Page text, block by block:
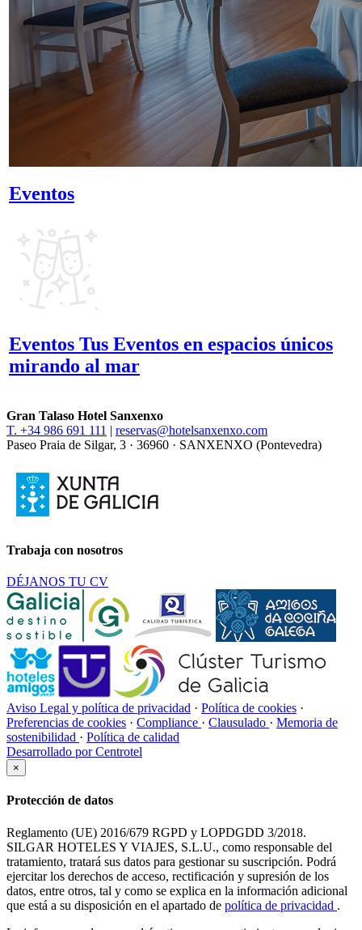
Eventos
Eventos Tus Eventos en espacios únicos
mirando al mar
Gran Talaso Hotel Sanxenxo
T. +34 986 691 111 | reservas@hotelsanxenxo.com
Paseo Praia de Silgar, 3 · 36960 · SANXENXO (Pontevedra)
Trabaja con nosotros
DÉJANOS TU CV
Aviso Legal y política de privacidad · Política de cookies ·
Preferencias de cookies · Compliance · Clausulado · Memoria de
sostenibilidad · Política de calidad
Desarrollado por Centrotel
×
Protección de datos
Reglamento (UE) 2016/679 RGPD y LOPDGDD 3/2018.
SILGAR HOTELES Y VIAJES, S.L.U., como responsable del
tratamiento, tratará sus datos para gestionar su suscripción. Podrá
ejercitar los derechos de acceso, rectificación y supresión de los
datos, entre otros, tal y como se explica en la información adicional
que está a su disposición en el apartado de política de privacidad .